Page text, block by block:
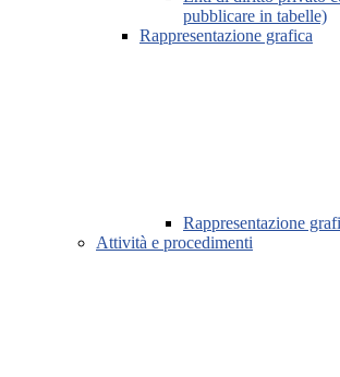
pubblicare in tabelle)
Rappresentazione grafica
Rappresentazione
Attività e procedimenti